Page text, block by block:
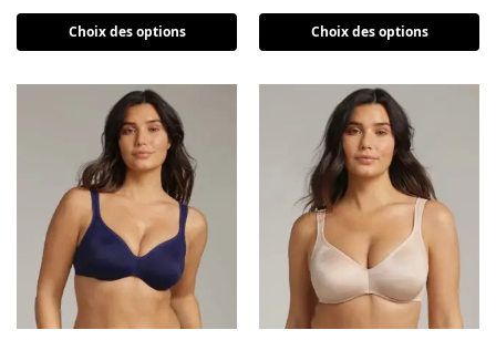
Choix des options Choix des options